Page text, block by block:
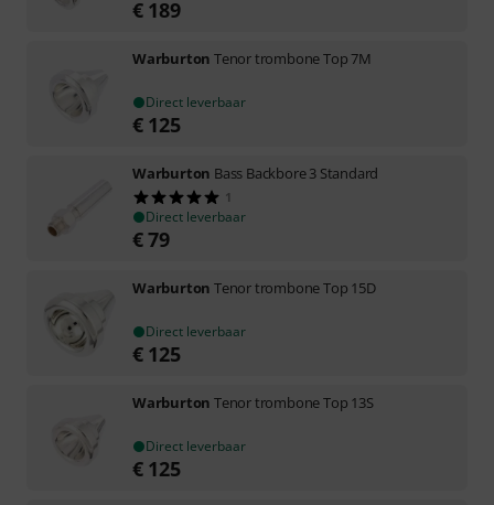
€ 189
Warburton Tenor trombone Top 7M
Direct leverbaar
€ 125
Warburton Bass Backbore 3 Standard
1
Direct leverbaar
€79
Warburton Tenor trombone Top 15D
Direct leverbaar
€ 125
Warburton Tenor trombone Top 13S
Direct leverbaar
€ 125